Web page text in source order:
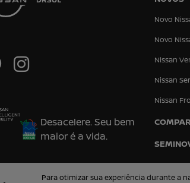
Desacelere. Seu bem
maior é a vida.
Novo
Novo
Nissan
Nissan
Nissan
Para otimizar sua experiência durante a